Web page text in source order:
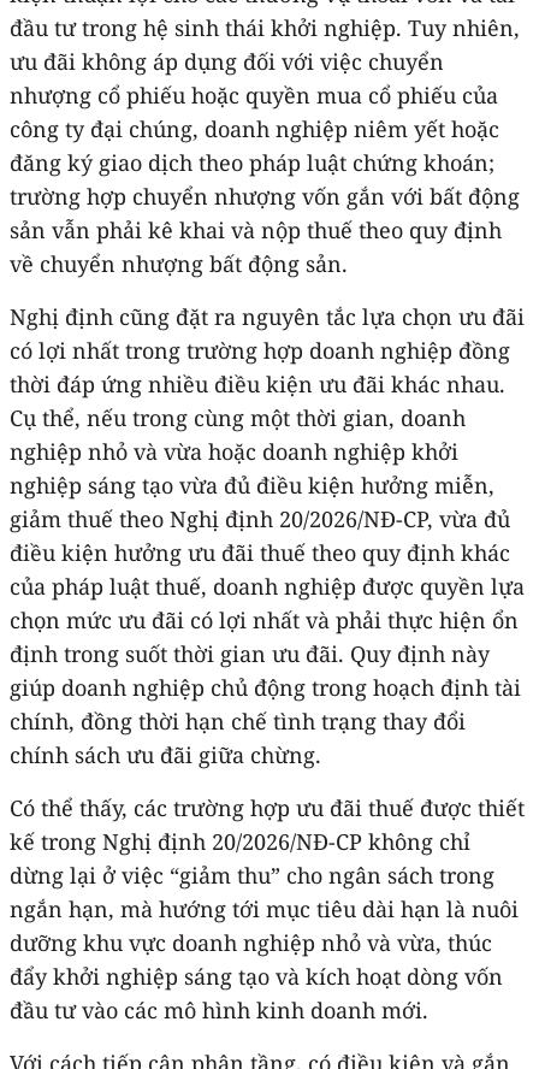
đầu tư trong hệ sinh thái khởi nghiệp. Tuy nhiên,
ưu đãi không áp dụng đối với việc chuyển
nhượng cổ phiếu hoặc quyền mua cổ phiếu của
công ty đại chúng, doanh nghiệp niêm yết hoặc
đăng ký giao dịch theo pháp luật chứng khoán;
trường hợp chuyển nhượng vốn gắn với bất động
sản vẫn phải kê khai và nộp thuế theo quy định
về chuyển nhượng bất động sản.
Nghị định cũng đặt ra nguyên tắc lựa chọn ưu đãi
có lợi nhất trong trường hợp doanh nghiệp đồng
thời đáp ứng nhiều điều kiện ưu đãi khác nhau.
Cụ thể, nếu trong cùng một thời gian, doanh
nghiệp nhỏ và vừa hoặc doanh nghiệp khởi
nghiệp sáng tạo vừa đủ điều kiện hưởng miễn,
giảm thuế theo Nghị định 20/2026/NĐ-CP, vừa đủ
điều kiện hưởng ưu đãi thuế theo quy định khác
của pháp luật thuế, doanh nghiệp được quyền lựa
chọn mức ưu đãi có lợi nhất và phải thực hiện ổn
định trong suốt thời gian ưu đãi. Quy định này
giúp doanh nghiệp chủ động trong hoạch định tài
chính, đồng thời hạn chế tình trạng thay đổi
chính sách ưu đãi giữa chừng.
Có thể thấy, các trường hợp ưu đãi thuế được thiết
kế trong Nghị định 20/2026/NĐ-CP không chỉ
dừng lại ở việc “giảm thu” cho ngân sách trong
ngắn hạn, mà hướng tới mục tiêu dài hạn là nuôi
dưỡng khu vực doanh nghiệp nhỏ và vừa, thúc
đẩy khởi nghiệp sáng tạo và kích hoạt dòng vốn
đầu tư vào các mô hình kinh doanh mới.
Với cách tiếp cận phân tầng, có điều kiện và gắn